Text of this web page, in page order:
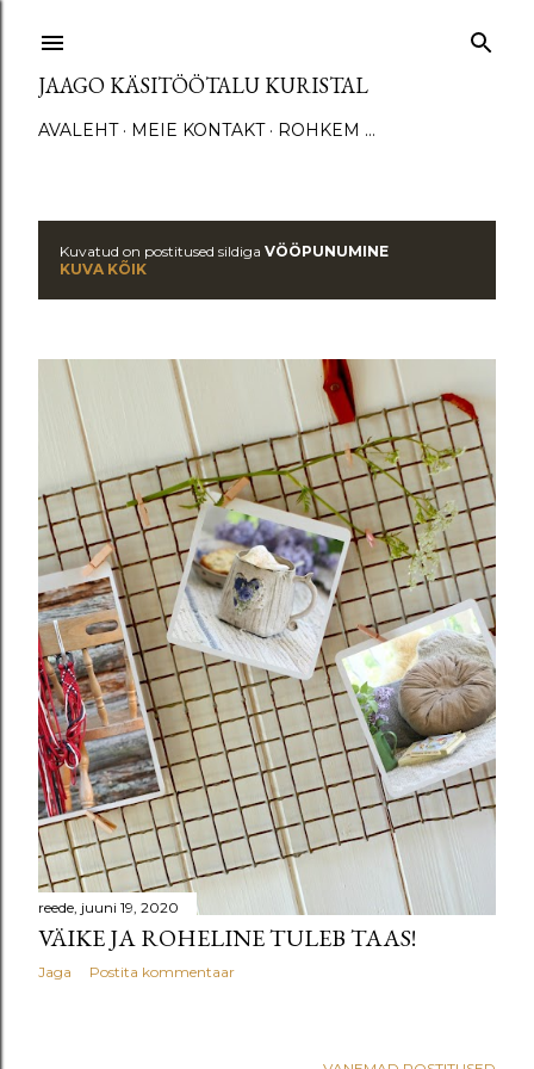
JAAGO KÄSITÖÖTALU KURISTAL
AVALEHT MEIE KONTAKT ROHKEM …
s
t
u
s
e
d
Kuvatud on postitused sildiga VÖÖPUNUMINE
KUVA KÕIK
reede, juuni 19, 2020
VÄIKE JA ROHELINE TULEB TAAS!
Jaga Postita kommentaar